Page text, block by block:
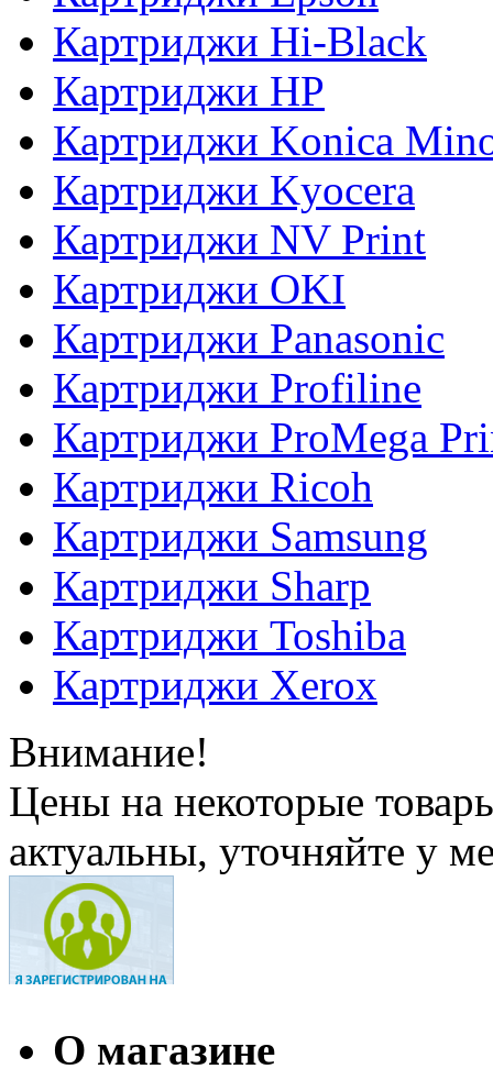
Картриджи Hi-Black
Картриджи HP
Картриджи Konica
Картриджи Kyocera
Картриджи NV Print
Картриджи OKI
Картриджи Panasonic
Картриджи Profiline
Картриджи ProMega
Картриджи Ricoh
Картриджи Samsung
Картриджи Sharp
Картриджи Toshiba
Картриджи Xerox
Внимание!
Цены на некоторые
актуальны, уточняйте у
О магазине